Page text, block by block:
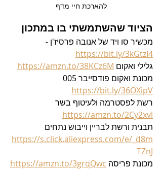
להארכת חיי מדף
הציוד שהשתמשתי בו במתכון
מכשיר סו ויד של אנובה פרסיז'ן -
https://bit.ly/3kGtzI4
גלילי ואקום https://amzn.to/38KCz6M
מכונת ואקום פודסייבר 005
https://bit.ly/36OXipV
רשת לפסטרמה ולעיטוף בשר
https://amzn.to/2Cy2xvl
תבנית ורשת לבריין וייבוש נתחים
https://s.click.aliexpress.com/e/_d8m
TZnJ
מכונת פריסה https://amzn.to/3grqQwc